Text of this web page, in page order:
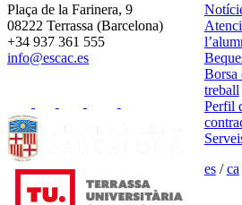
Plaça de la Farinera, 9
08222 Terrassa (Barcelona)
+34 937 361 555
info@escac.es
Borsa
treball
Perfil
es/ca